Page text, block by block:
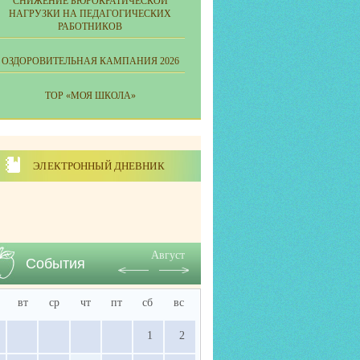
НАГРУЗКИ НА ПЕДАГОГИЧЕСКИХ
РАБОТНИКОВ
ОЗДОРОВИТЕЛЬНАЯ КАМПАНИЯ 2026
ТОР «МОЯ ШКОЛА»
ЭЛЕКТРОННЫЙ ДНЕВНИК
События
Август
вт ср чт пт сб вс
1 2